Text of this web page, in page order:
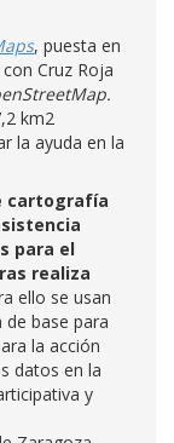
, puesta en
Cruz Roja
km2
la ayuda en la
cartografía
para el
realiza
ello se usan
base para
la acción
datos en la
y